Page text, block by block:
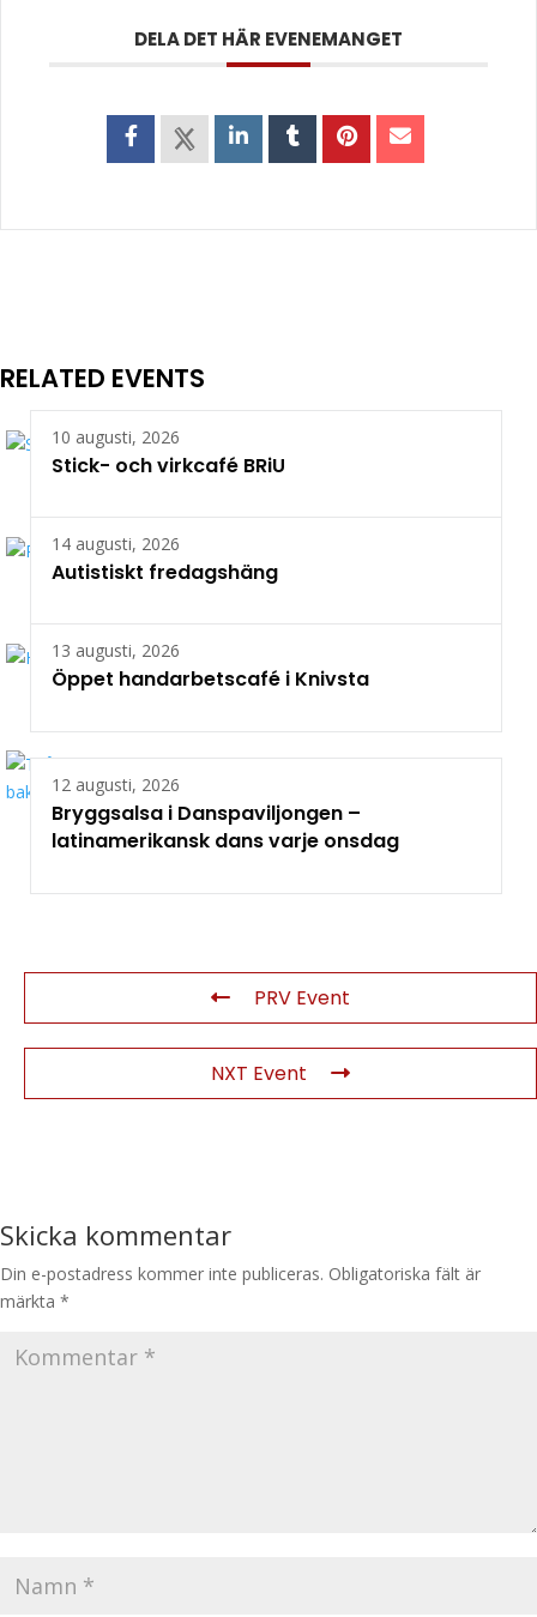
DELA DET HÄR EVENEMANGET
RELATED EVENTS
10 augusti, 2026
Stick- och virkcafé BRiU
14 augusti, 2026
Autistiskt fredagshäng
13 augusti, 2026
Öppet handarbetscafé i Knivsta
12 augusti, 2026
Bryggsalsa i Danspaviljongen –
latinamerikansk dans varje onsdag
PRV Event
NXT Event
Skicka kommentar
Din e-postadress kommer inte publiceras. Obligatoriska fält är
märkta *